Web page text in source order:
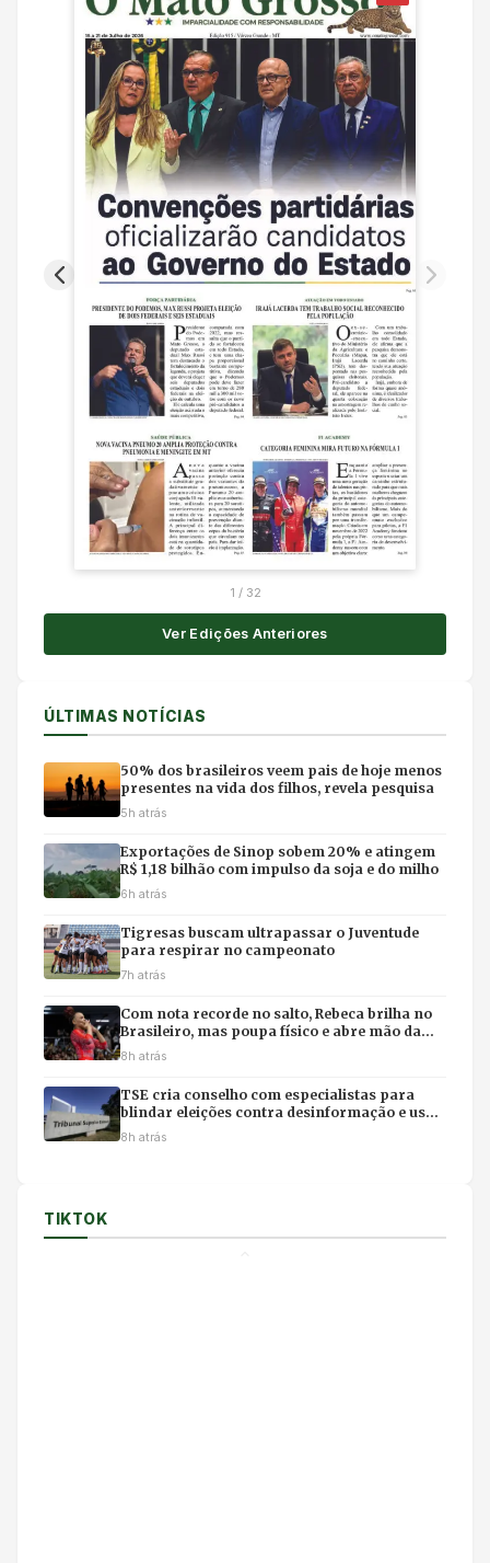
1 / 32
Ver Edições Anteriores
ÚLTIMAS NOTÍCIAS
50% dos brasileiros veem pais de hoje menos
presentes na vida dos filhos, revela pesquisa
5h atrás
Exportações de Sinop sobem 20% e atingem
R$ 1,18 bilhão com impulso da soja e do milho
6h atrás
Tigresas buscam ultrapassar o Juventude
para respirar no campeonato
7h atrás
Com nota recorde no salto, Rebeca brilha no
Brasileiro, mas poupa físico e abre mão da
final individual
8h atrás
TSE cria conselho com especialistas para
blindar eleições contra desinformação e uso
ilícito de IA
8h atrás
TIKTOK